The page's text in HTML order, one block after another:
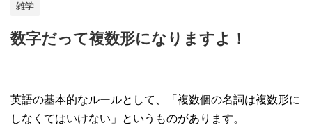
雑学
数字だって複数形になりますよ！
英語の基本的なルールとして、「複数個の名詞は複数形に
しなくてはいけない」というものがあります。